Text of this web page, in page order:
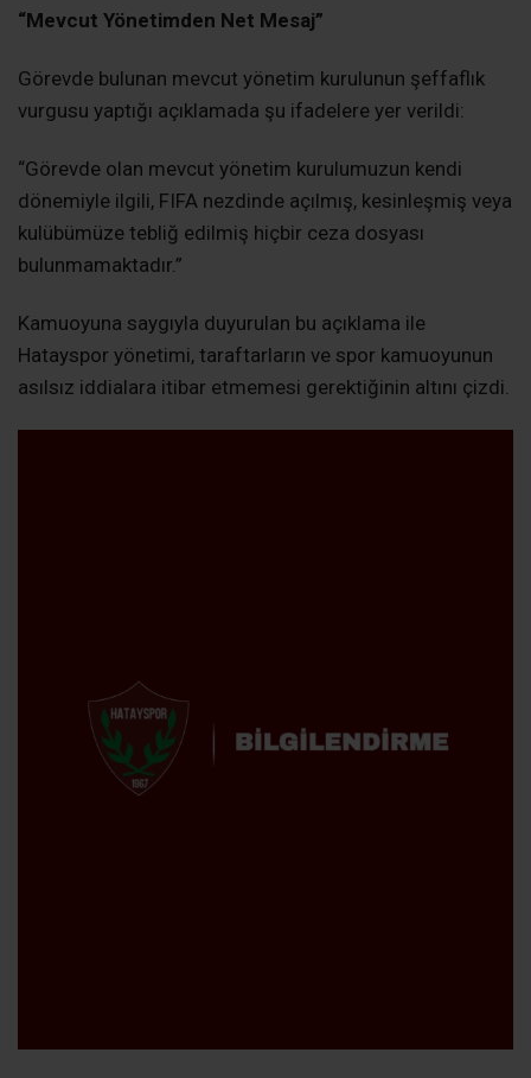
“Mevcut Yönetimden Net Mesaj”
Görevde bulunan mevcut yönetim kurulunun şeffaflık
vurgusu yaptığı açıklamada şu ifadelere yer verildi:
“Görevde olan mevcut yönetim kurulumuzun kendi
dönemiyle ilgili, FIFA nezdinde açılmış, kesinleşmiş veya
kulübümüze tebliğ edilmiş hiçbir ceza dosyası
bulunmamaktadır.”
Kamuoyuna saygıyla duyurulan bu açıklama ile
Hatayspor yönetimi, taraftarların ve spor kamuoyunun
asılsız iddialara itibar etmemesi gerektiğinin altını çizdi.